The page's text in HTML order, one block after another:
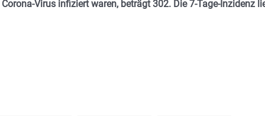
Virus infiziert waren, beträgt 302. Die 7-Tage-Inzidenz